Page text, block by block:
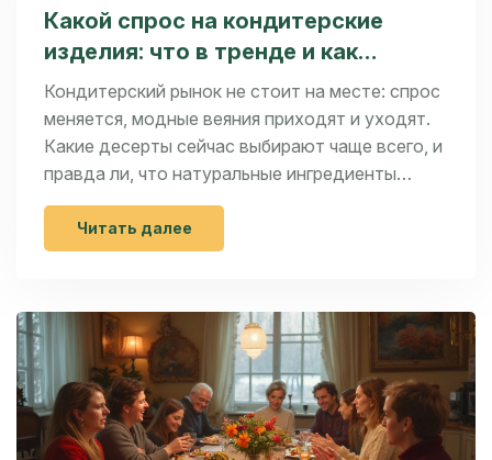
Какой спрос на кондитерские
изделия: что в тренде и как
выбрать ингредиенты
Кондитерский рынок не стоит на месте: спрос
меняется, модные веяния приходят и уходят.
Какие десерты сейчас выбирают чаще всего, и
правда ли, что натуральные ингредиенты
становятся главным трендом? В статье
разберём свежие данные и расскажем, как
подобрать ингредиенты, чтобы ваши сладости
лучше. Будет много практичных советов для
домашних кондитеров и для тех, кто только
задумывается о собственном десертном
бизнесе. Примерим всё к реальной жизни:
цены, закупки, вкус и даже предпочтения
детей.
Читать далее